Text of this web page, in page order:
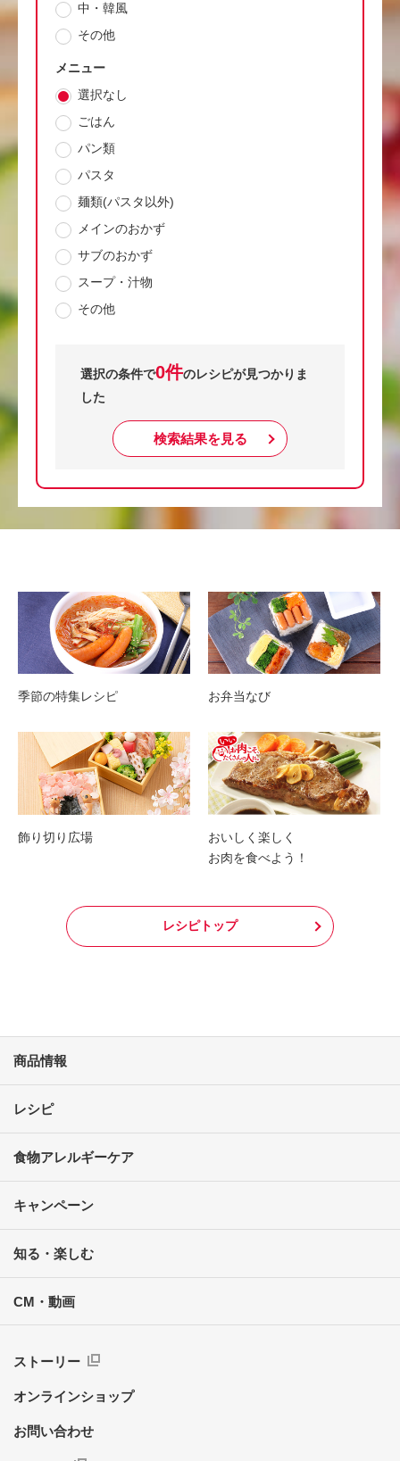
中・韓風
その他
メニュー
選択なし
ごはん
パン類
パスタ
麺類(パスタ以外)
メインのおかず
サブのおかず
スープ・汁物
その他
選択の条件で0件のレシピが見つかりま
した
検索結果を見る
季節の特集レシピ お弁当なび
飾り切り広場
おいしく楽しく
お肉を食べよう！
レシピトップ
商品情報
レシピ
食物アレルギーケア
キャンペーン
知る・楽しむ
CM・動画
ストーリー
オンラインショップ
お問い合わせ